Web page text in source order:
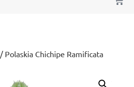
/ Polaskia Chichipe Ramificata